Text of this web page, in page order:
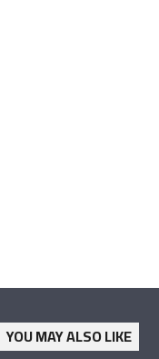
YOU MAY ALSO LIKE